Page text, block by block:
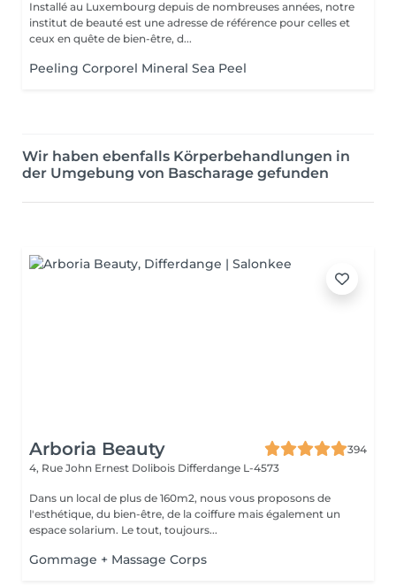
Installé au Luxembourg depuis de nombreuses années, notre
institut de beauté est une adresse de référence pour celles et
ceux en quête de bien-être, d...
Peeling Corporel Mineral Sea Peel
Wir haben ebenfalls Körperbehandlungen in
der Umgebung von Bascharage gefunden
Arboria Beauty
394
4, Rue John Ernest Dolibois Differdange L-4573
Dans un local de plus de 160m2, nous vous proposons de
l'esthétique, du bien-être, de la coiffure mais également un
espace solarium. Le tout, toujours...
Gommage + Massage Corps